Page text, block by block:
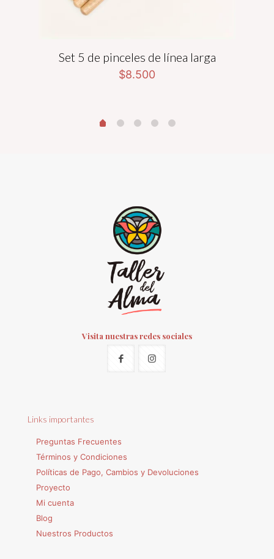
Set 5 de pinceles de línea larga
$8.500
Visita nuestras redes sociales
Links importantes
Preguntas Frecuentes
Términos y Condiciones
Políticas de Pago, Cambios y Devoluciones
Proyecto
Mi cuenta
Blog
Nuestros Productos